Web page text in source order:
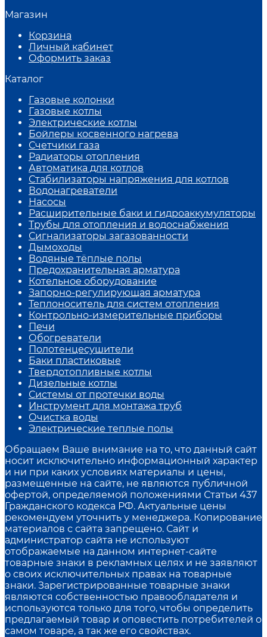
Магазин
Корзина
Личный кабинет
Оформить заказ
Каталог
Газовые колонки
Газовые котлы
Электрические котлы
Бойлеры косвенного нагрева
Счетчики газа
Радиаторы отопления
Автоматика для котлов
Стабилизаторы напряжения для котлов
Водонагреватели
Насосы
Расширительные баки и гидроаккумуляторы
Трубы для отопления и водоснабжения
Сигнализаторы загазованности
Дымоходы
Водяные тёплые полы
Предохранительная арматура
Котельное оборудование
Запорно-регулирующая арматура
Теплоноситель для систем отопления
Контрольно-измерительные приборы
Печи
Обогреватели
Полотенцесушители
Баки пластиковые
Твердотопливные котлы
Дизельные котлы
Системы от протечки воды
Инструмент для монтажа труб
Очистка воды
Электрические теплые полы
Обращаем Ваше внимание на то, что данный сайт
носит исключительно информационный характер
и ни при каких условиях материалы и цены,
размещенные на сайте, не являются публичной
офертой, определяемой положениями Статьи 437
Гражданского кодекса РФ. Актуальные цены
рекомендуем уточнить у менеджера. Копирование
материалов с сайта запрещено. Сайт и
администратор сайта не используют
отображаемые на данном интернет-сайте
товарные знаки в рекламных целях и не заявляют
о своих исключительных правах на товарные
знаки. Зарегистрированные товарные знаки
являются собственностью правообладателя и
используются только для того, чтобы определить
предлагаемый товар и оповестить потребителей о
самом товаре, а так же его свойствах.